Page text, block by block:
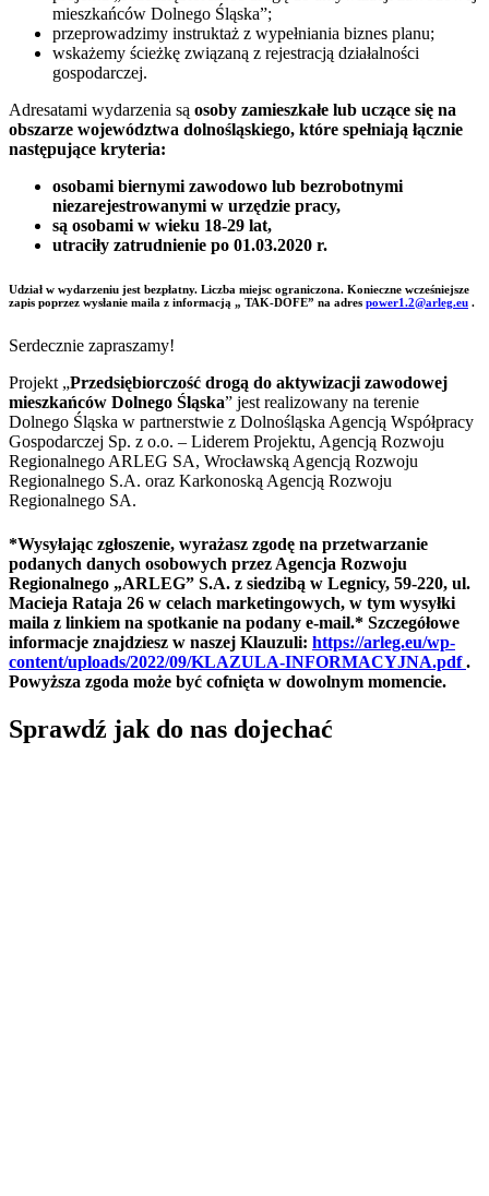
mieszkańców Dolnego Śląska”;
przeprowadzimy instruktaż z wypełniania biznes planu;
wskażemy ścieżkę związaną z rejestracją działalności
gospodarczej.
Adresatami wydarzenia są osoby zamieszkałe lub uczące się na
obszarze województwa dolnośląskiego, które spełniają łącznie
następujące kryteria:
osobami biernymi zawodowo lub bezrobotnymi
niezarejestrowanymi w urzędzie pracy,
są osobami w wieku 18-29 lat,
utraciły zatrudnienie po 01.03.2020 r.
Udział w wydarzeniu jest bezpłatny. Liczba miejsc ograniczona. Konieczne wcześniejsze
zapis poprzez wysłanie maila z informacją „ TAK-DOFE” na adres power1.2@arleg.eu .
Serdecznie zapraszamy!
Projekt „Przedsiębiorczość drogą do aktywizacji zawodowej
mieszkańców Dolnego Śląska” jest realizowany na terenie
Dolnego Śląska w partnerstwie z Dolnośląska Agencją Współpracy
Gospodarczej Sp. z o.o. – Liderem Projektu, Agencją Rozwoju
Regionalnego ARLEG SA, Wrocławską Agencją Rozwoju
Regionalnego S.A. oraz Karkonoską Agencją Rozwoju
Regionalnego SA.
*Wysyłając zgłoszenie, wyrażasz zgodę na przetwarzanie
podanych danych osobowych przez Agencja Rozwoju
Regionalnego „ARLEG” S.A. z siedzibą w Legnicy, 59-220, ul.
Macieja Rataja 26 w celach marketingowych, w tym wysyłki
maila z linkiem na spotkanie na podany e-mail.* Szczegółowe
informacje znajdziesz w naszej Klauzuli: https://arleg.eu/wp-
content/uploads/2022/09/KLAZULA-INFORMACYJNA.pdf.
Powyższa zgoda może być cofnięta w dowolnym momencie.
Sprawdź jak do nas dojechać